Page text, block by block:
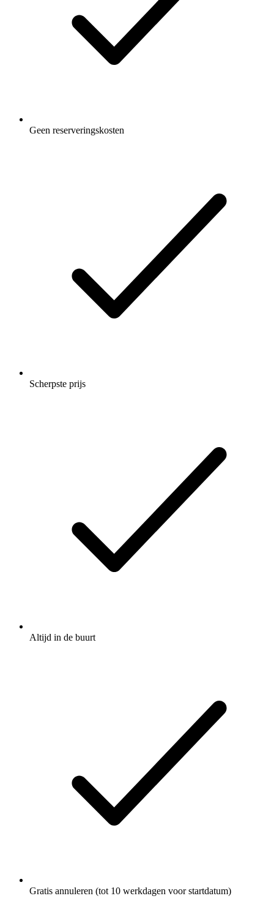
Geen reserveringskosten
Scherpste prijs
Altijd in de buurt
Gratis annuleren (tot 10 werkdagen voor startdatum)